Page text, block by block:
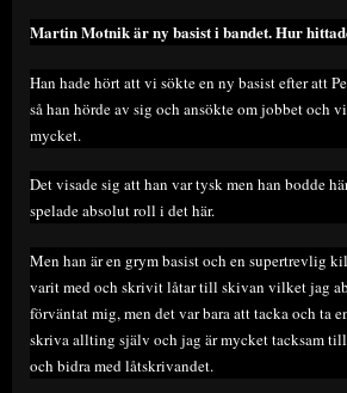
Martin Motnik är ny basist i bandet. Hur
Han hade hört att vi sökte en ny basist efter att
så han hörde av sig och ansökte om jobbet och
mycket.
Det visade sig att han var tysk men han bodde
spelade absolut roll i det här.
Men han är en grym basist och en supertrevlig
varit med och skrivit låtar till skivan vilket jag
förväntat mig, men det var bara att tacka och ta
skriva allting själv och jag är mycket tacksam
och bidra med låtskrivandet.